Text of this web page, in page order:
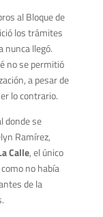
al Bloque de
los trámites
nunca llegó.
no se permitió
a pesar de
lo contrario.
donde se
Ramírez,
Calle, el único
no había
de la